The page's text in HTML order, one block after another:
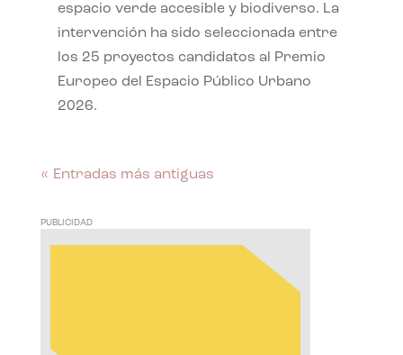
espacio verde accesible y biodiverso. La
intervención ha sido seleccionada entre
los 25 proyectos candidatos al Premio
Europeo del Espacio Público Urbano
2026.
« Entradas más antiguas
PUBLICIDAD